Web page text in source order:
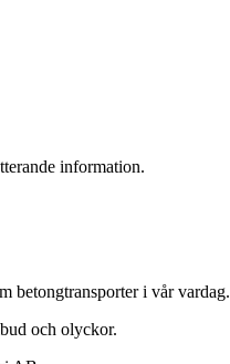
information.
betongtransporter i vår vardag.
och olyckor.